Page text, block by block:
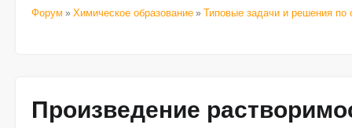
Форум » Химическое образование » Типовые задачи и решения по
Произведение